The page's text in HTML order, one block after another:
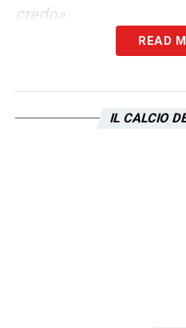
credo».
READ
IL CALCIO